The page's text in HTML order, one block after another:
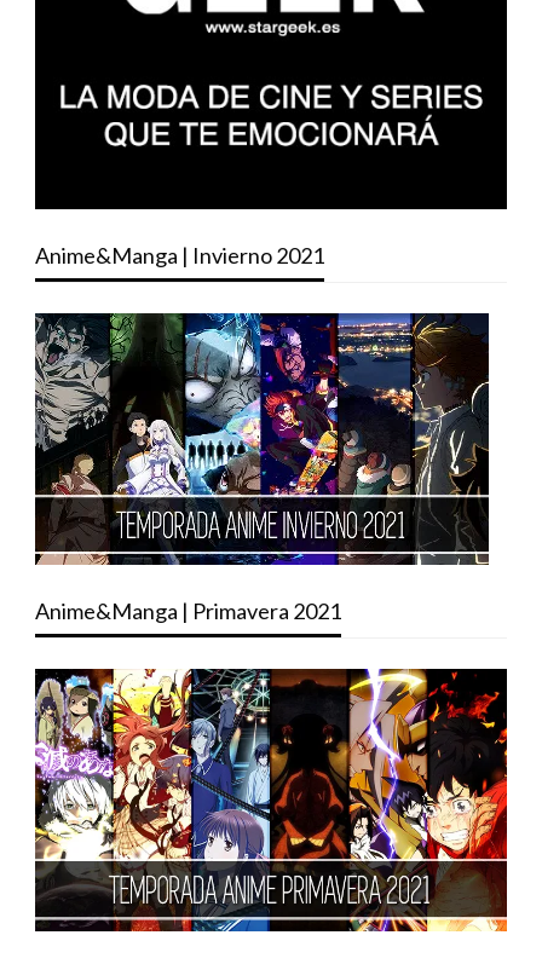
Anime&Manga | Invierno 2021
Anime&Manga | Primavera 2021